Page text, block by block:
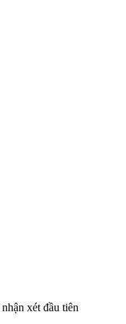
xét đầu tiên